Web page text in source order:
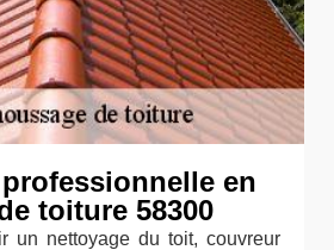
en
toiture 58300
un nettoyage du toit, couvreur